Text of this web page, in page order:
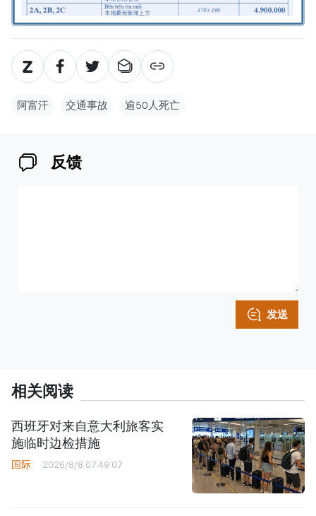
阿富汗 交通事故 逾50人死亡
反馈
发送
相关阅读
西班牙对来自意大利旅客实
施临时边检措施
国际 2026/8/8 07:49:07